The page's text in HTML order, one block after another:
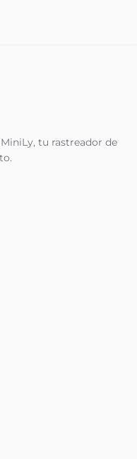
tu rastreador de